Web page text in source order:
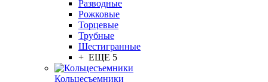
Разводные
Рожковые
Торцевые
Трубные
Шестигранные
+ ЕЩЕ 5
Кольцесъемники